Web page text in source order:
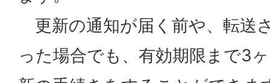
更新の通知が届く前や、転送
った場合でも、有効期限まで3